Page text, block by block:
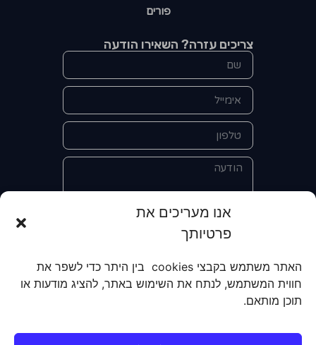
אנו מעריכים את
פרטיותך
האתר משתמש בקבצי cookies בין היתר כדי לשפר את
חווית המשתמש, לנתח את השימוש באתר, להציג מודעות או
תוכן מותאם.
פורים
צריכים עזרה? השאירו הודעה
אני מאשר/ת את מסירת הפרטים
קבלת מידע על מוצרים, שירותים, מועדון
לקוחות. אני מודע/ת שאוכל לבטל את
הרישום שלי בכל עת ושעל מסירת הפרטים